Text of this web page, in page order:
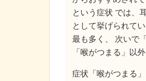
という症状 では、
として挙げられて
最も多く、 次いで
「喉がつまる」以
症状「喉がつまる